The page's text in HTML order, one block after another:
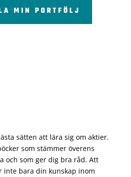
MIN PORTFÖLJ
sätten att lära sig om aktier.
som stämmer överens
och som ger dig bra råd. Att
inte bara din kunskap inom